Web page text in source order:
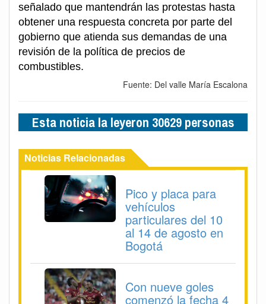
señalado que mantendrán las protestas hasta
obtener una respuesta concreta por parte del
gobierno que atienda sus demandas de una
revisión de la política de precios de
combustibles.
Fuente: Del valle María Escalona
Esta noticia la leyeron 30629 personas
Noticias Relacionadas
Pico y placa para
vehículos
particulares del 10
al 14 de agosto en
Bogotá
Con nueve goles
comenzó la fecha 4